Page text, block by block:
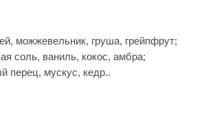
можжевельник, груша, грейпфрут;
соль, ваниль, кокос, амбра;
перец, мускус, кедр..